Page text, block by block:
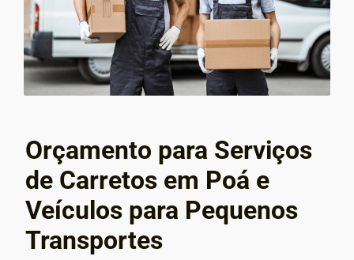
Orçamento para Serviços
de Carretos em Poá e
Veículos para Pequenos
Transportes